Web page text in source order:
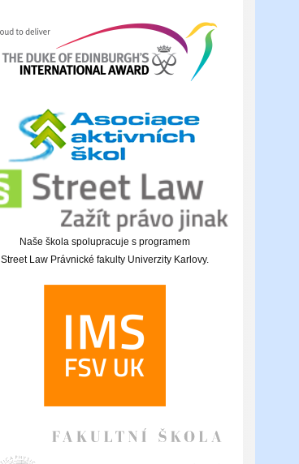
Naše škola spolupracuje s programem
Street Law Právnické fakulty Univerzity Karlovy.